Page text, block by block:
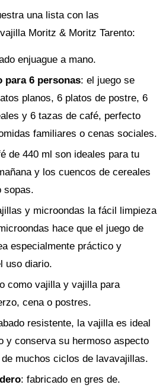
una lista con las
Moritz & Moritz Tarento:
enjuague a mano.
para 6 personas: el juego se
planos, 6 platos de postre, 6
y 6 tazas de café, perfecto
familiares o cenas sociales.
de 440 ml son ideales para tu
y los cuencos de cereales
sopas.
y microondas la fácil limpieza
hace que el juego de
especialmente práctico y
uso diario.
como vajilla y vajilla para
cena o postres.
resistente, la vajilla es ideal
y conserva su hermoso aspecto
muchos ciclos de lavavajillas.
: fabricado en gres de.